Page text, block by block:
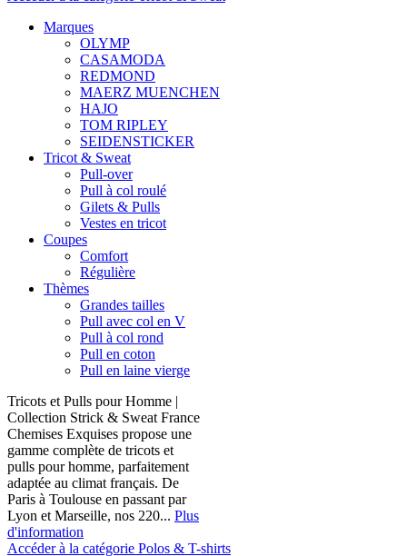
Marques
OLYMP
CASAMODA
REDMOND
MAERZ MUENCHEN
HAJO
TOM RIPLEY
SEIDENSTICKER
Tricot & Sweat
Pull-over
Pull à col roulé
Gilets & Pulls
Vestes en tricot
Coupes
Comfort
Régulière
Thèmes
Grandes tailles
Pull avec col en V
Pull à col rond
Pull en coton
Pull en laine vierge
Tricots et Pulls pour Homme |
Collection Strick & Sweat France
Chemises Exquises propose une
gamme complète de tricots et
pulls pour homme, parfaitement
adaptée au climat français. De
Paris à Toulouse en passant par
Lyon et Marseille, nos 220... Plus
d'information
Accéder à la catégorie Polos & T-shirts